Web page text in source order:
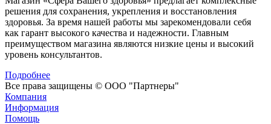
решения для сохранения, укрепления и восстановления
здоровья. За время нашей работы мы зарекомендовали себя
как гарант высокого качества и надежности. Главным
преимуществом магазина являются низкие цены и высокий
уровень консультантов.
Подробнее
Все права защищены © ООО "Партнеры"
Компания
Информация
Помощь